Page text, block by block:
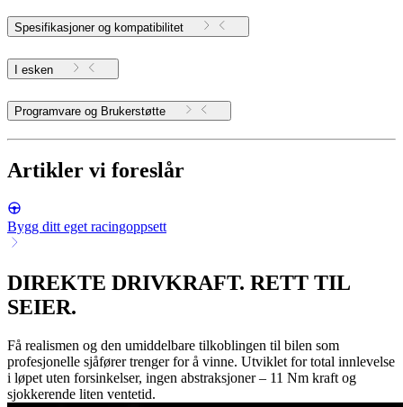
Spesifikasjoner og kompatibilitet
I esken
Programvare og Brukerstøtte
Artikler vi foreslår
Bygg ditt eget racingoppsett
DIREKTE DRIVKRAFT. RETT TIL
SEIER.
Få realismen og den umiddelbare tilkoblingen til bilen som
profesjonelle sjåfører trenger for å vinne. Utviklet for total innlevelse
i løpet uten forsinkelser, ingen abstraksjoner – 11 Nm kraft og
sjokkerende liten ventetid.